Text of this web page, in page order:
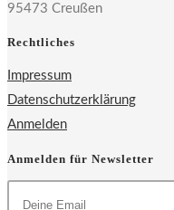
95473 Creußen
Rechtliches
Impressum
Datenschutzerklärung
Anmelden
Anmelden für Newsletter